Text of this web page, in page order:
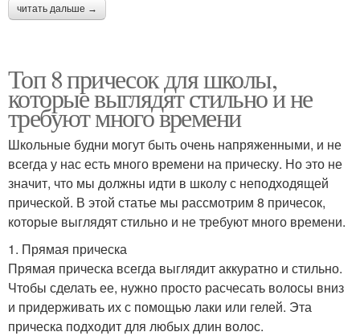
читать дальше →
Топ 8 причесок для школы,
которые выглядят стильно и не
требуют много времени
Школьные будни могут быть очень напряженными, и не
всегда у нас есть много времени на прическу. Но это не
значит, что мы должны идти в школу с неподходящей
прической. В этой статье мы рассмотрим 8 причесок,
которые выглядят стильно и не требуют много времени.
1. Прямая прическа
Прямая прическа всегда выглядит аккуратно и стильно.
Чтобы сделать ее, нужно просто расчесать волосы вниз
и придерживать их с помощью лаки или гелей. Эта
прическа подходит для любых длин волос.